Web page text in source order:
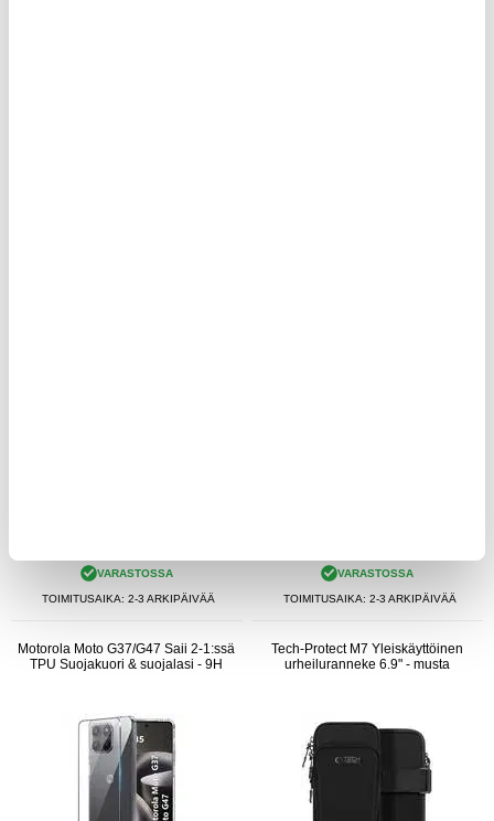
VARASTOSSA
TOIMITUSAIKA: 2-3 ARKIPÄIVÄÄ
VARASTOSSA
TOIMITUSAIKA: 2-3 ARKIPÄIVÄÄ
Motorola Moto G37/G47 Saii 2-1:ssä
TPU Suojakuori & suojalasi - 9H
Tech-Protect M7 Yleiskäyttöinen
urheiluranneke 6.9" - musta